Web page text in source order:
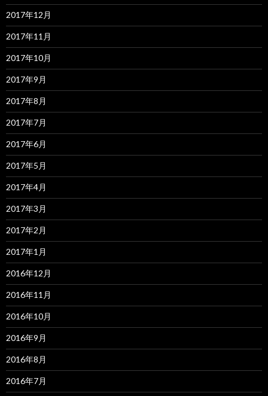
2017年12月
2017年11月
2017年10月
2017年9月
2017年8月
2017年7月
2017年6月
2017年5月
2017年4月
2017年3月
2017年2月
2017年1月
2016年12月
2016年11月
2016年10月
2016年9月
2016年8月
2016年7月